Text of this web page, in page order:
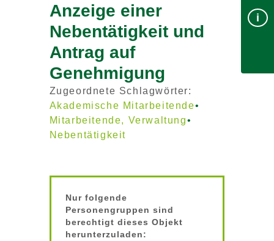
PH-Homepage
i
Anzeige einer
Nebentätigkeit und
Antrag auf
Genehmigung
Zugeordnete Schlagwörter:
Akademische Mitarbeitende
Mitarbeitende, Verwaltung
Nebentätigkeit
Nur folgende
Personengruppen sind
berechtigt dieses Objekt
herunterzuladen: